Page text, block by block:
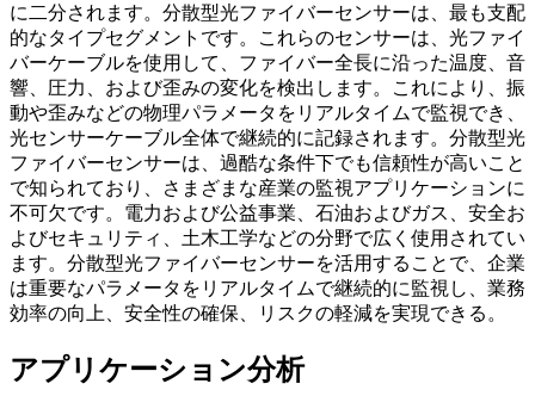
に二分されます。分散型光ファイバーセンサーは、最も支配
的なタイプセグメントです。これらのセンサーは、光ファイ
バーケーブルを使用して、ファイバー全長に沿った温度、音
響、圧力、および歪みの変化を検出します。これにより、振
動や歪みなどの物理パラメータをリアルタイムで監視でき、
光センサーケーブル全体で継続的に記録されます。分散型光
ファイバーセンサーは、過酷な条件下でも信頼性が高いこと
で知られており、さまざまな産業の監視アプリケーションに
不可欠です。電力および公益事業、石油およびガス、安全お
よびセキュリティ、土木工学などの分野で広く使用されてい
ます。分散型光ファイバーセンサーを活用することで、企業
は重要なパラメータをリアルタイムで継続的に監視し、業務
効率の向上、安全性の確保、リスクの軽減を実現できる。
アプリケーション分析